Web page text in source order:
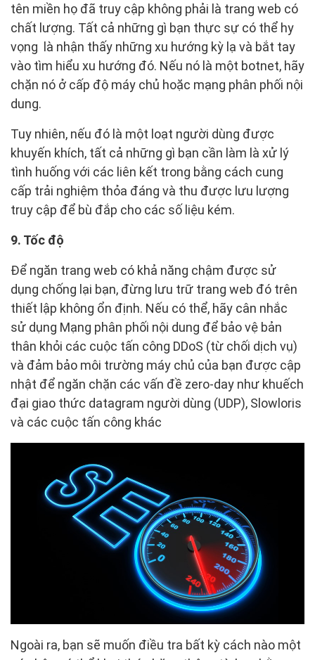
tên miền họ đã truy cập không phải là trang web có
chất lượng. Tất cả những gì bạn thực sự có thể hy
vọng là nhận thấy những xu hướng kỳ lạ và bắt tay
vào tìm hiểu xu hướng đó. Nếu nó là một botnet, hãy
chặn nó ở cấp độ máy chủ hoặc mạng phân phối nội
dung.
Tuy nhiên, nếu đó là một loạt người dùng được
khuyến khích, tất cả những gì bạn cần làm là xử lý
tình huống với các liên kết trong bằng cách cung
cấp trải nghiệm thỏa đáng và thu được lưu lượng
truy cập để bù đắp cho các số liệu kém.
9. Tốc độ
Để ngăn trang web có khả năng chậm được sử
dụng chống lại bạn, đừng lưu trữ trang web đó trên
thiết lập không ổn định. Nếu có thể, hãy cân nhắc
sử dụng Mạng phân phối nội dung để bảo vệ bản
thân khỏi các cuộc tấn công DDoS (từ chối dịch vụ)
và đảm bảo môi trường máy chủ của bạn được cập
nhật để ngăn chặn các vấn đề zero-day như khuếch
đại giao thức datagram người dùng (UDP), Slowloris
và các cuộc tấn công khác
Ngoài ra, bạn sẽ muốn điều tra bất kỳ cách nào một